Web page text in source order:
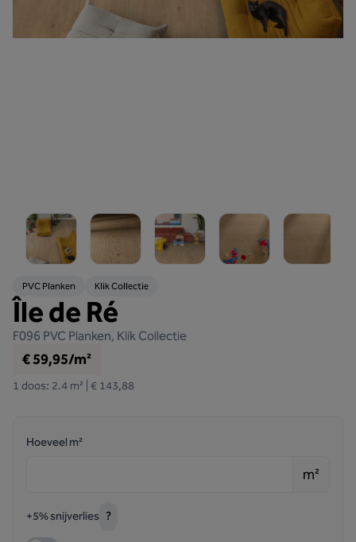
PVC Planken Klik Collectie
Île de Ré
F096 PVC Planken, Klik Collectie
€ 59,95/m²
1 doos: 2.4 m² | € 143,88
Hoeveel m²
m²
+5% snijverlies ?